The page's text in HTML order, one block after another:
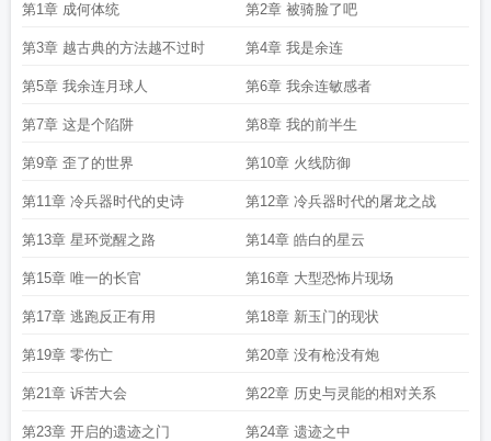
第1章 成何体统 第2章 被骑脸了吧
第3章 越古典的方法越不过时 第4章 我是余连
第5章 我余连月球人 第6章 我余连敏感者
第7章 这是个陷阱 第8章 我的前半生
第9章 歪了的世界 第10章 火线防御
第11章 冷兵器时代的史诗 第12章 冷兵器时代的屠龙之战
第13章 星环觉醒之路 第14章 皓白的星云
第15章 唯一的长官 第16章 大型恐怖片现场
第17章 逃跑反正有用 第18章 新玉门的现状
第19章 零伤亡 第20章 没有枪没有炮
第21章 诉苦大会 第22章 历史与灵能的相对关系
第23章 开启的遗迹之门 第24章 遗迹之中